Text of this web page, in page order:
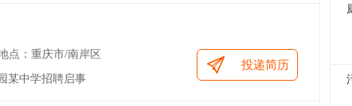
点：重庆市/南岸区
某中学招聘启事
投递简历